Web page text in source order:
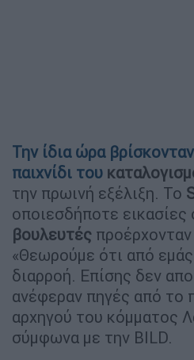
Την ίδια ώρα
παιχνίδι του
την πρωινή εξέλιξη. Το
οποιεσδήποτε εικασίες
βουλευτές
«Θεωρούμε ότι από
διαρροή. Επίσης δεν
ανέφεραν πηγές από το
αρχηγού του κόμματος
σύμφωνα με την BILD.